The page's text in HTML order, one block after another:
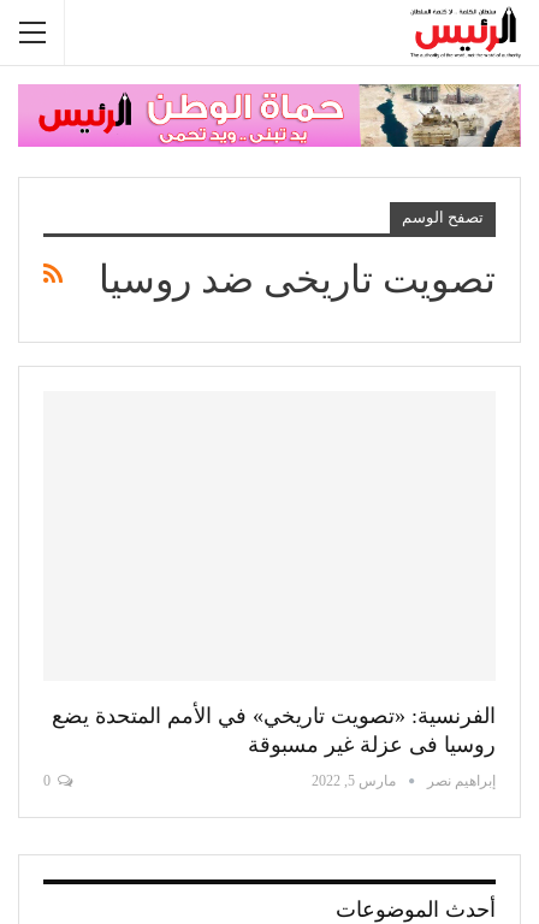
تصفح الوسم
تصويت تاريخى ضد روسيا
الفرنسية: «تصويت تاريخي» في الأمم المتحدة يضع
روسيا فى عزلة غير مسبوقة
إبراهيم نصر مارس 5, 2022
أحدث الموضوعات